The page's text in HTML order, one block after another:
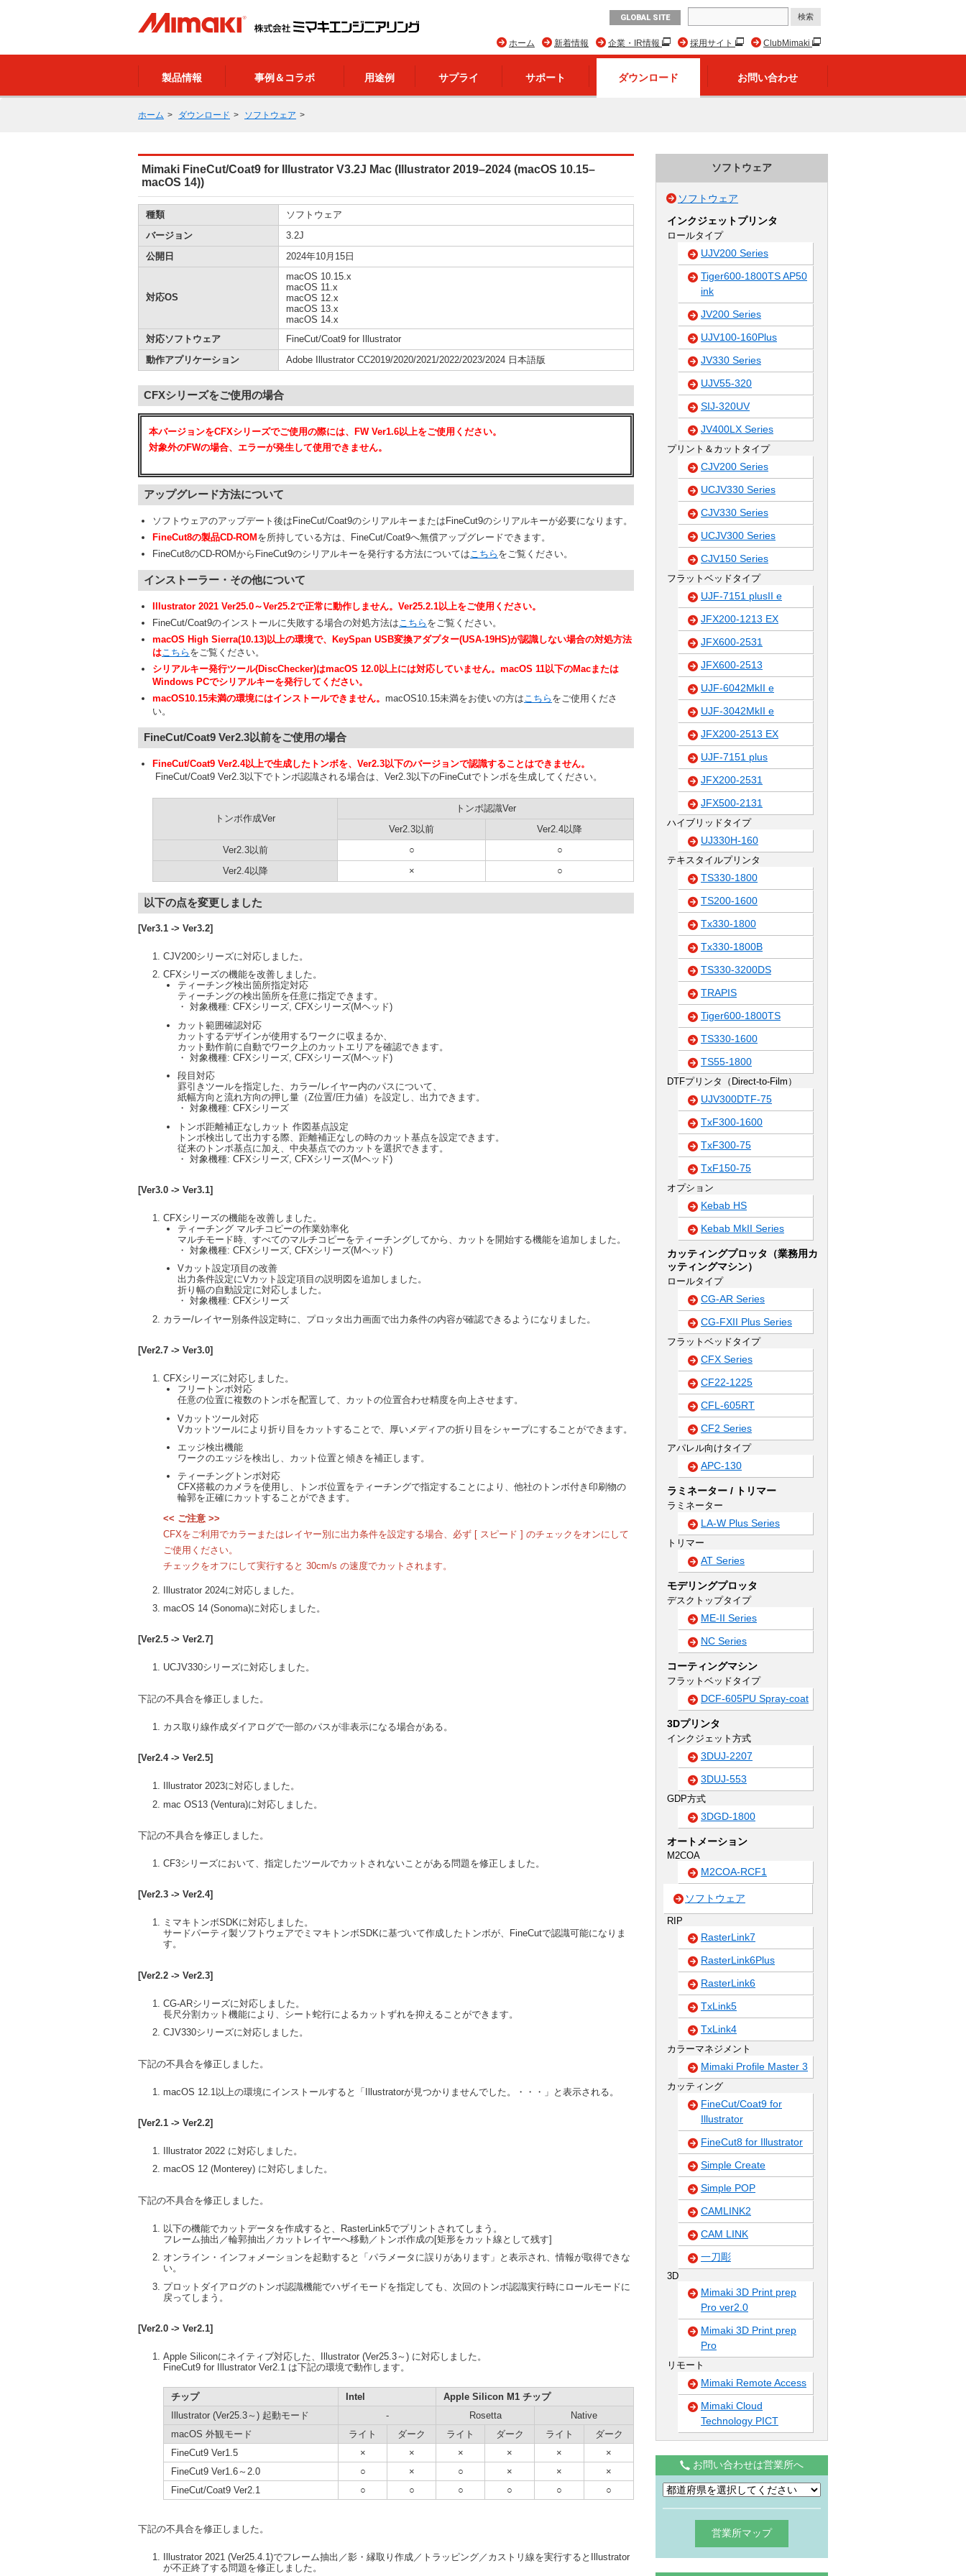
GLOBAL SITE
ClubMimaki
採用サイト
企業・IR情報
新着情報
ホーム
製品情報 事例＆コラボ 用途例 サプライ サポート ダウンロード お問い合わせ
ホーム ダウンロード ソフトウェア
Mimaki FineCut/Coat9 for Illustrator V3.2J Mac (Illustrator 2019–2024 (macOS 10.15–
macOS 14))
種類
ソフトウェア
バージョン
3.2J
公開日
2024年10月15日
対応OS
macOS 10.15.x
macOS 11.x
macOS 12.x
macOS 13.x
macOS 14.x
対応ソフトウェア
FineCut/Coat9 for Illustrator
動作アプリケーション
Adobe Illustrator CC2019/2020/2021/2022/2023/2024 日本語版
CFXシリーズをご使用の場合
本バージョンをCFXシリーズでご使用の際には、FW Ver1.6以上をご使用ください。
対象外のFWの場合、エラーが発生して使用できません。
アップグレード方法について
ソフトウェアのアップデート後はFineCut/Coat9のシリアルキーまたはFineCut9のシリアルキーが必要になります。
FineCut8の製品CD-ROM を所持している方は、FineCut/Coat9へ無償アップグレードできます。
FineCut8のCD-ROMからFineCut9のシリアルキーを発行する方法についてはこちら をご覧ください。
インストーラー・その他について
Illustrator 2021 Ver25.0～Ver25.2で正常に動作しません。Ver25.2.1以上をご使用ください。
FineCut/Coat9のインストールに失敗する場合の対処方法はこちら をご覧ください。
macOS High Sierra(10.13)以上の環境で、KeySpan USB変換アダプター(USA-19HS)が認識しない場合の対処方法
はこちら をご覧ください。
シリアルキー発行ツール(DiscChecker)はmacOS 12.0以上には対応していません。macOS 11以下のMacまたは
Windows PCでシリアルキーを発行してください。
macOS10.15未満の環境にはインストールできません。 macOS10.15未満をお使いの方はこちら をご使用くださ
い。
FineCut/Coat9 Ver2.3以前をご使用の場合
FineCut/Coat9 Ver2.4以上で生成したトンボを、Ver2.3以下のバージョンで認識することはできません。
FineCut/Coat9 Ver2.3以下でトンボ認識される場合は、Ver2.3以下のFineCutでトンボを生成してください。
トンボ作成Ver
トンボ認識Ver
Ver2.3以前
Ver2.4以降
Ver2.3以前
○
○
Ver2.4以降
× ○
以下の点を変更しました
[Ver3.1 -> Ver3.2]
CJV200シリーズに対応しました。
CFXシリーズの機能を改善しました。
ティーチング検出箇所指定対応
ティーチングの検出箇所を任意に指定できます。
・ 対象機種: CFXシリーズ, CFXシリーズ(Mヘッド)
カット範囲確認対応
カットするデザインが使用するワークに収まるか、
カット動作前に自動でワーク上のカットエリアを確認できます。
・ 対象機種: CFXシリーズ, CFXシリーズ(Mヘッド)
段目対応
罫引きツールを指定した、カラー/レイヤー内のパスについて、
紙幅方向と流れ方向の押し量（Z位置/圧力値）を設定し、出力できます。
・ 対象機種: CFXシリーズ
トンボ距離補正なしカット 作図基点設定
トンボ検出して出力する際、距離補正なしの時のカット基点を設定できます。
従来のトンボ基点に加え、中央基点でのカットを選択できます。
・ 対象機種: CFXシリーズ, CFXシリーズ(Mヘッド)
[Ver3.0 -> Ver3.1]
CFXシリーズの機能を改善しました。
ティーチング マルチコピーの作業効率化
マルチモード時、すべてのマルチコピーをティーチングしてから、カットを開始する機能を追加しました。
・ 対象機種: CFXシリーズ, CFXシリーズ(Mヘッド)
Vカット設定項目の改善
出力条件設定にVカット設定項目の説明図を追加しました。
折り幅の自動設定に対応しました。
・ 対象機種: CFXシリーズ
カラー/レイヤー別条件設定時に、プロッタ出力画面で出力条件の内容が確認できるようになりました。
[Ver2.7 -> Ver3.0]
CFXシリーズに対応しました。
フリートンボ対応
任意の位置に複数のトンボを配置して、カットの位置合わせ精度を向上させます。
Vカットツール対応
Vカットツールにより折り目をカットすることで、厚いメディアの折り目をシャープにすることができます。
エッジ検出機能
ワークのエッジを検出し、カット位置と傾きを補正します。
ティーチングトンボ対応
CFX搭載のカメラを使用し、トンボ位置をティーチングで指定することにより、他社のトンボ付き印刷物の
輪郭を正確にカットすることができます。
<< ご注意 >>
CFXをご利用でカラーまたはレイヤー別に出力条件を設定する場合、必ず [ スピード ] のチェックをオンにして
ご使用ください。
チェックをオフにして実行すると 30cm/s の速度でカットされます。
Illustrator 2024に対応しました。
macOS 14 (Sonoma)に対応しました。
[Ver2.5 -> Ver2.7]
UCJV330シリーズに対応しました。
下記の不具合を修正しました。
カス取り線作成ダイアログで一部のパスが非表示になる場合がある。
[Ver2.4 -> Ver2.5]
Illustrator 2023に対応しました。
mac OS13 (Ventura)に対応しました。
下記の不具合を修正しました。
CF3シリーズにおいて、指定したツールでカットされないことがある問題を修正しました。
[Ver2.3 -> Ver2.4]
ミマキトンボSDKに対応しました。
サードパーティ製ソフトウェアでミマキトンボSDKに基づいて作成したトンボが、FineCutで認識可能になりま
す。
[Ver2.2 -> Ver2.3]
CG-ARシリーズに対応しました。
長尺分割カット機能により、シート蛇行によるカットずれを抑えることができます。
CJV330シリーズに対応しました。
下記の不具合を修正しました。
macOS 12.1以上の環境にインストールすると「Illustratorが見つかりませんでした。・・・」と表示される。
[Ver2.1 -> Ver2.2]
Illustrator 2022 に対応しました。
macOS 12 (Monterey) に対応しました。
下記の不具合を修正しました。
以下の機能でカットデータを作成すると、RasterLink5でプリントされてしまう。
フレーム抽出／輪郭抽出／カットレイヤーへ移動／トンボ作成の[矩形をカット線として残す]
オンライン・インフォメーションを起動すると「パラメータに誤りがあります」と表示され、情報が取得できな
い。
プロットダイアログのトンボ認識機能でハザイモードを指定しても、次回のトンボ認識実行時にロールモードに
戻ってしまう。
[Ver2.0 -> Ver2.1]
Apple Siliconにネイティブ対応した、Illustrator (Ver25.3～) に対応しました。
FineCut9 for Illustrator Ver2.1 は下記の環境で動作します。
チップ Intel
Apple Silicon M1 チップ
Illustrator (Ver25.3～) 起動モード
- Rosetta
Native
macOS 外観モード
ライト ダーク ライト ダーク ライト
ダーク
FineCut9 Ver1.5
× × × × ×
×
FineCut9 Ver1.6～2.0
○ × ○ × ×
×
FineCut/Coat9 Ver2.1
○ ○ ○ ○ ○ ○
下記の不具合を修正しました。
Illustrator 2021 (Ver25.4.1)でフレーム抽出／影・縁取り作成／トラッピング／カストリ線を実行するとIllustrator
が不正終了する問題を修正しました。
ソフトウェア
ソフトウェア
インクジェットプリンタ
ロールタイプ
UJV200 Series
Tiger600-1800TS AP50
ink
JV200 Series
UJV100-160Plus
JV330 Series
UJV55-320
SIJ-320UV
JV400LX Series
プリント＆カットタイプ
CJV200 Series
UCJV330 Series
CJV330 Series
UCJV300 Series
CJV150 Series
フラットベッドタイプ
UJF-7151 plusII e
JFX200-1213 EX
JFX600-2531
JFX600-2513
UJF-6042MkII e
UJF-3042MkII e
JFX200-2513 EX
UJF-7151 plus
JFX200-2531
JFX500-2131
ハイブリッドタイプ
UJ330H-160
テキスタイルプリンタ
TS330-1800
TS200-1600
Tx330-1800
Tx330-1800B
TS330-3200DS
TRAPIS
Tiger600-1800TS
TS330-1600
TS55-1800
DTFプリンタ（Direct-to-Film）
UJV300DTF-75
TxF300-1600
TxF300-75
TxF150-75
オプション
Kebab HS
Kebab MkII Series
カッティングプロッタ（業務用カ
ッティングマシン）
ロールタイプ
CG-AR Series
CG-FXII Plus Series
フラットベッドタイプ
CFX Series
CF22-1225
CFL-605RT
CF2 Series
アパレル向けタイプ
APC-130
ラミネーター / トリマー
ラミネーター
LA-W Plus Series
トリマー
AT Series
モデリングプロッタ
デスクトップタイプ
ME-II Series
NC Series
コーティングマシン
フラットベッドタイプ
DCF-605PU Spray-coat
3Dプリンタ
インクジェット方式
3DUJ-2207
3DUJ-553
GDP方式
3DGD-1800
オートメーション
M2COA
M2COA-RCF1
ソフトウェア
RIP
RasterLink7
RasterLink6Plus
RasterLink6
TxLink5
TxLink4
カラーマネジメント
Mimaki Profile Master 3
カッティング
FineCut/Coat9 for
Illustrator
FineCut8 for Illustrator
Simple Create
Simple POP
CAMLINK2
CAM LINK
一刀彫
3D
Mimaki 3D Print prep
Pro ver2.0
Mimaki 3D Print prep
Pro
リモート
Mimaki Remote Access
Mimaki Cloud
Technology PICT
お問い合わせは営業所へ
営業所マップ